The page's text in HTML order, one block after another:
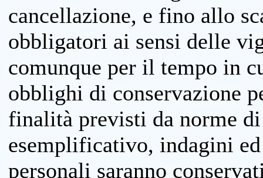
cancellazione, e fino allo
obbligatori ai sensi delle
comunque per il tempo in
obblighi di conservazione
finalità previsti da norme
esemplificativo, indagini
personali saranno